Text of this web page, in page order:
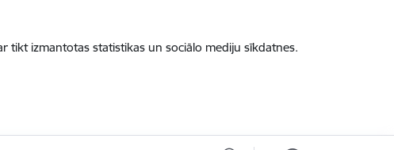
tikt izmantotas statistikas un sociālo mediju sīkdatnes.